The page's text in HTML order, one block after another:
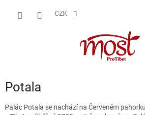
CZK
Potala
Palác Potala se nachází na Červeném